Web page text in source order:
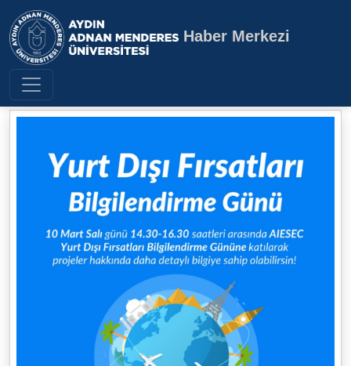
Aydın Adnan Menderes
Haber Merkezi